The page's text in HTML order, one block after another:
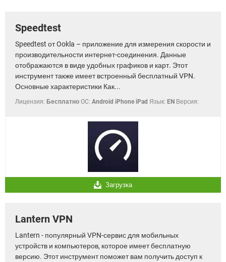
Speedtest
Speedtest от Ookla – приложение для измерения скорости и
производительности интернет-соединения. Данные
отображаются в виде удобных графиков и карт. Этот
инструмент также имеет встроенный бесплатный VPN.
Основные характеристики Как...
Лицензия: Бесплатно OC: Android iPhone iPad Язык: EN Версия:
Загрузка
Lantern VPN
Lantern - популярный VPN-сервис для мобильных
устройств и компьютеров, которое имеет бесплатную
версию. Этот инструмент поможет вам получить доступ к